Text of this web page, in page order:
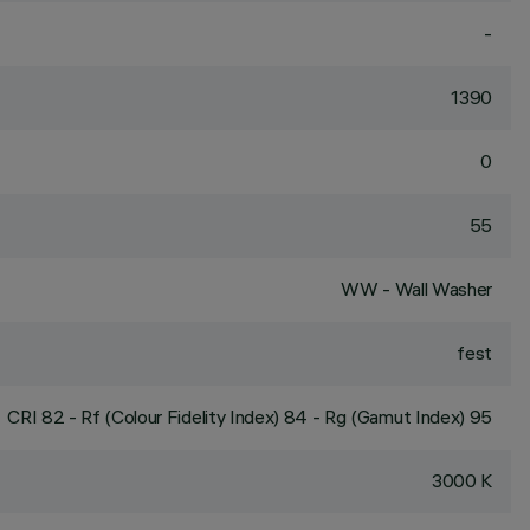
-
1390
0
55
WW - Wall Washer
fest
CRI 82 - Rf (Colour Fidelity Index) 84 - Rg (Gamut Index) 95
3000 K